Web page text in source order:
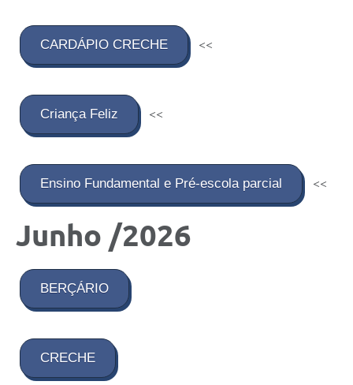
CARDÁPIO CRECHE <<
Criança Feliz <<
Ensino Fundamental e Pré-escola parcial <<
Junho /2026
BERÇÁRIO
CRECHE